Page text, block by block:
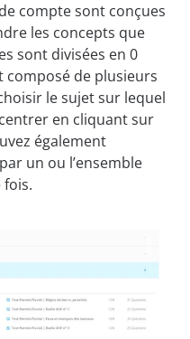
compte sont conçues
les concepts que
sont divisées en 0
composé de plusieurs
le sujet sur lequel
en cliquant sur
également
un ou l’ensemble
fois.